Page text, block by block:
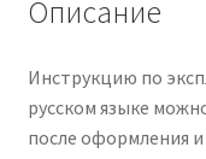
Описание
Инструкцию по
русском языке
после оформления и